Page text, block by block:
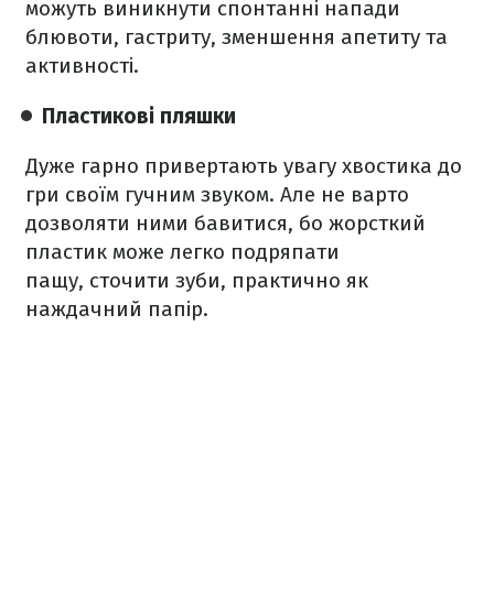
можуть виникнути спонтанні напади
блювоти, гастриту, зменшення апетиту та
активності.
Пластикові пляшки
Дуже гарно привертають увагу хвостика до
гри своїм гучним звуком. Але не варто
дозволяти ними бавитися, бо жорсткий
пластик може легко подряпати
пащу, сточити зуби, практично як
наждачний папір.